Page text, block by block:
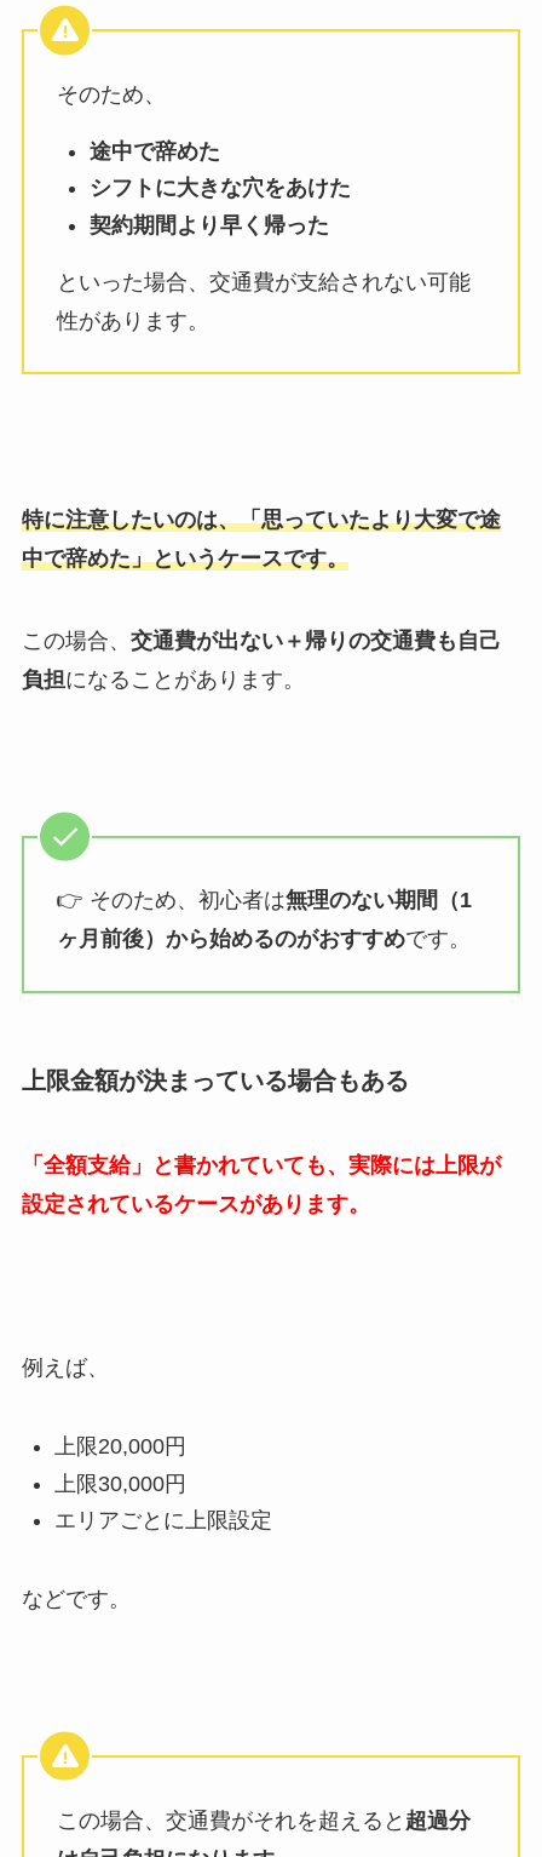
そのため、
途中で辞めた
シフトに大きな穴をあけた
契約期間より早く帰った
といった場合、交通費が支給されない可能
性があります。
特に注意したいのは、「思っていたより大変で途
中で辞めた」というケースです。
この場合、 交通費が出ない＋帰りの交通費も自己
負担になることがあります。
👉 そのため、初心者は無理のない期間（1
ヶ月前後）から始めるのがおすすめです。
上限金額が決まっている場合もある
「全額支給」と書かれていても、実際には上限が
設定されているケースがあります。
例えば、
上限20,000円
上限30,000円
エリアごとに上限設定
などです。
この場合、交通費がそれを超えると 超過分